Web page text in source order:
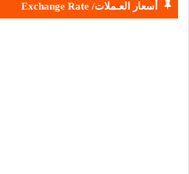
أسعار العـملات/ Exchange Rate